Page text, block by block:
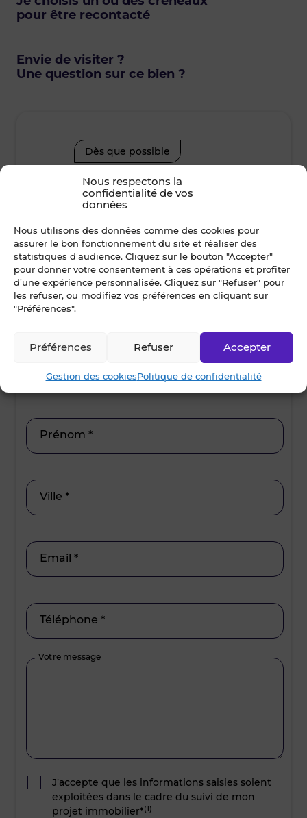
Nous respectons la
confidentialité de vos
données
Nous utilisons des données comme des cookies pour
assurer le bon fonctionnement du site et réaliser des
statistiques d’audience. Cliquez sur le bouton "Accepter"
pour donner votre consentement à ces opérations et profiter
d’une expérience personnalisée. Cliquez sur "Refuser" pour
les refuser, ou modifiez vos préférences en cliquant sur
"Préférences".
Accepter
Refuser
Préférences
Gestion des cookiesPolitique de confidentialité
pour être recontacté
Envie de visiter ?
Une question sur ce bien ?
Dès que possible
vendredi • 7 août 2026
Je suis disponible toute la journée
08h30 - 10h30 10h30 - 12h00
12h00 - 14h00 14h00 - 15h30
Je suis
08h30 -
12h00 -
Nom *
Prénom *
Ville *
Email *
Téléphone *
Votre message
J’accepte que les informations saisies soient
exploitées dans le cadre du suivi de mon
projet immobilier*(1)